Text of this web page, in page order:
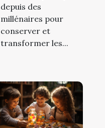
depuis des
millénaires pour
conserver et
transformer les...